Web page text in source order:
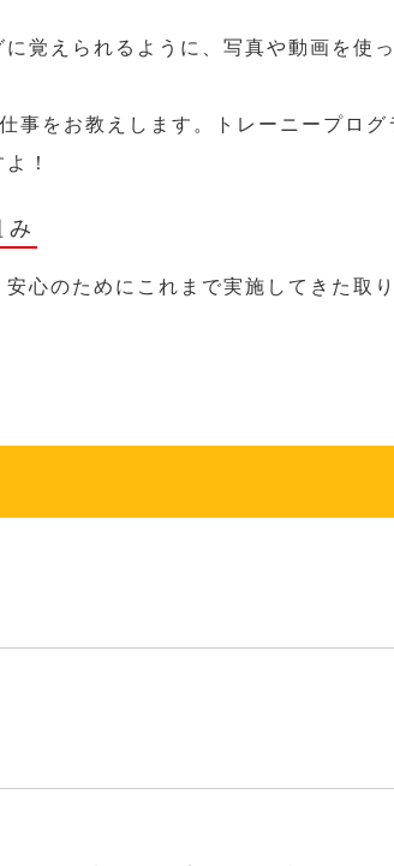
覚えられるように、写真や動画を使
事をお教えします。トレーニープログ
！
心のためにこれまで実施してきた取